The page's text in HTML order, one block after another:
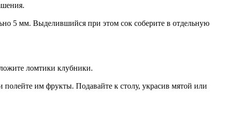
5 мм. Выделившийся при этом сок соберите в отдельную
ломтики клубники.
им фрукты. Подавайте к столу, украсив мятой или